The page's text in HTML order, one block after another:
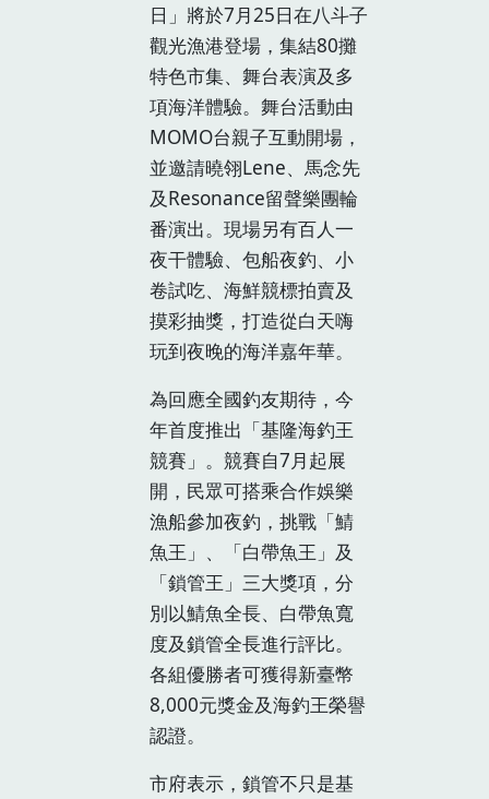
日」將於7月25日在八斗子
觀光漁港登場，集結80攤
特色市集、舞台表演及多
項海洋體驗。舞台活動由
MOMO台親子互動開場，
並邀請曉翎Lene、馬念先
及Resonance留聲樂團輪
番演出。現場另有百人一
夜干體驗、包船夜釣、小
卷試吃、海鮮競標拍賣及
摸彩抽獎，打造從白天嗨
玩到夜晚的海洋嘉年華。
為回應全國釣友期待，今
年首度推出「基隆海釣王
競賽」。競賽自7月起展
開，民眾可搭乘合作娛樂
漁船參加夜釣，挑戰「鯖
魚王」、「白帶魚王」及
「鎖管王」三大獎項，分
別以鯖魚全長、白帶魚寬
度及鎖管全長進行評比。
各組優勝者可獲得新臺幣
8,000元獎金及海釣王榮譽
認證。
市府表示，鎖管不只是基